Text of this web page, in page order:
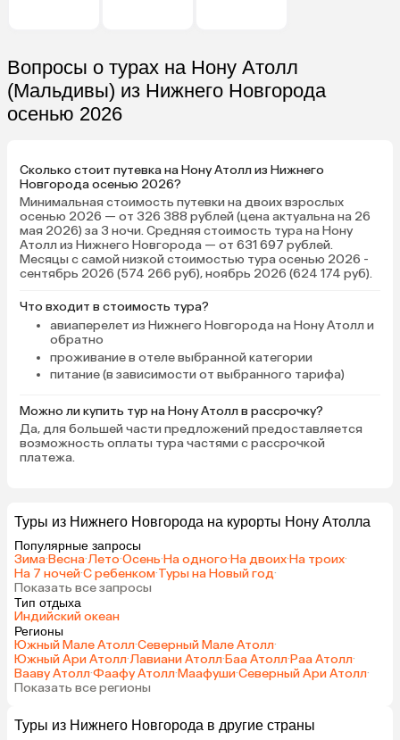
Вопросы о турах на Нону Атолл
(Мальдивы) из Нижнего Новгорода
осенью 2026
Сколько стоит путевка на Нону Атолл из Нижнего
Новгорода осенью 2026?
Минимальная стоимость путевки на двоих взрослых
осенью 2026 — от 326 388 рублей (цена актуальна на 26
мая 2026) за 3 ночи. Средняя стоимость тура на Нону
Атолл из Нижнего Новгорода — от 631 697 рублей.
Месяцы с самой низкой стоимостью тура осенью 2026 -
сентябрь 2026 (574 266 руб), ноябрь 2026 (624 174 руб).
Что входит в стоимость тура?
авиаперелет из Нижнего Новгорода на Нону Атолл и
обратно
проживание в отеле выбранной категории
питание (в зависимости от выбранного тарифа)
Можно ли купить тур на Нону Атолл в рассрочку?
Да, для большей части предложений предоставляется
возможность оплаты тура частями с рассрочкой
платежа.
Туры из Нижнего Новгорода на курорты Нону Атолла
Популярные запросы
Зима·Весна·Лето·Осень·На одного·На двоих·На троих·
На 7 ночей·С ребенком·Туры на Новый год·
Показать все запросы
Тип отдыха
Индийский океан
Регионы
Южный Мале Атолл·Северный Мале Атолл·
Южный Ари Атолл·Лавиани Атолл·Баа Атолл·Раа Атолл·
Вааву Атолл·Фаафу Атолл·Маафуши·Северный Ари Атолл·
Показать все регионы
Туры из Нижнего Новгорода в другие страны